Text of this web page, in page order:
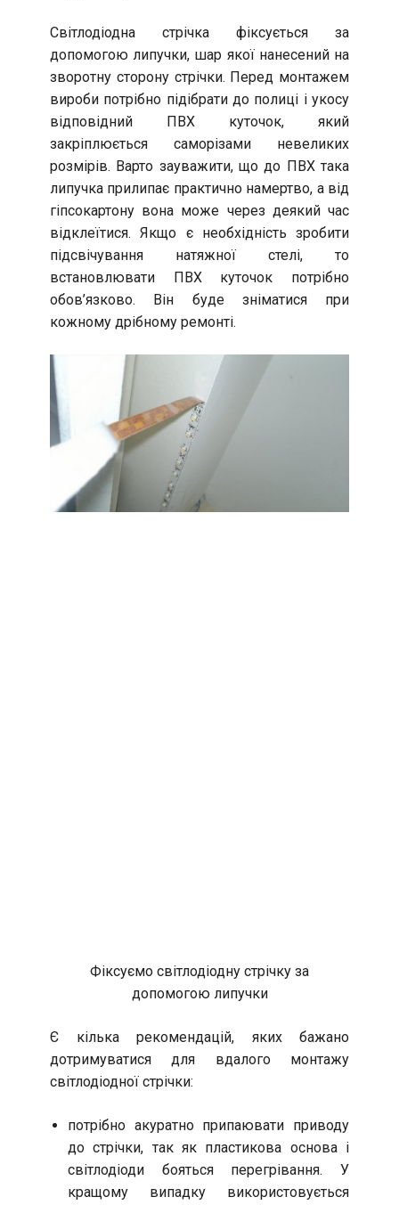
Світлодіодна стрічка фіксується за
допомогою липучки, шар якої нанесений на
зворотну сторону стрічки. Перед монтажем
вироби потрібно підібрати до полиці і укосу
відповідний ПВХ куточок, який
закріплюється саморізами невеликих
розмірів. Варто зауважити, що до ПВХ така
липучка прилипає практично намертво, а від
гіпсокартону вона може через деякий час
відклеїтися. Якщо є необхідність зробити
підсвічування натяжної стелі, то
встановлювати ПВХ куточок потрібно
обов’язково. Він буде зніматися при
кожному дрібному ремонті.
Фіксуємо світлодіодну стрічку за
допомогою липучки
Є кілька рекомендацій, яких бажано
дотримуватися для вдалого монтажу
світлодіодної стрічки:
потрібно акуратно припаювати приводу
до стрічки, так як пластикова основа і
світлодіоди бояться перегрівання. У
кращому випадку використовується